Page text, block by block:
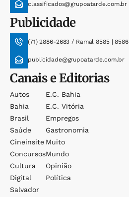
classificados@grupoatarde.com.br
Publicidade
(71) 2886-2683 / Ramal 8585 | 8586
publicidade@grupoatarde.com.br
Canais e Editorias
Autos
Bahia
Brasil
Saúde
Cineinsite
Concursos
Cultura
Digital
Salvador
E.c. Bahia
E.c. Vitória
Empregos
Gastronomia
Muito
Mundo
Opinião
Política